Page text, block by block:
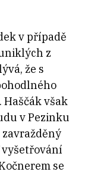
v případě
z
že s
Haščák však
v Pezinku
se